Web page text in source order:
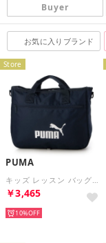
Buyer
お気に入りブランド
Store
PUMA
￥3,465
10%